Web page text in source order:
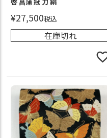
¥27,500税込
在庫切れ